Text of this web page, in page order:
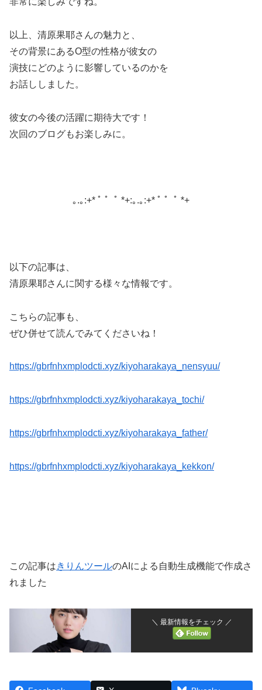
以上、清原果耶さんの魅力と、
その背景にあるO型の性格が彼女の
演技にどのように影響しているのかを
お話ししました。
彼女の今後の活躍に期待大です！
次回のブログもお楽しみに。
｡.｡:+* ﾟ ゜ﾟ *+:｡.｡:+* ﾟ ゜ﾟ *+
以下の記事は、
清原果耶さんに関する様々な情報です。
こちらの記事も、
ぜひ併せて読んでみてくださいね！
https://gbrfnhxmplodcti.xyz/kiyoharakaya_nensyuu/
https://gbrfnhxmplodcti.xyz/kiyoharakaya_tochi/
https://gbrfnhxmplodcti.xyz/kiyoharakaya_father/
https://gbrfnhxmplodcti.xyz/kiyoharakaya_kekkon/
この記事はきりんツールのAIによる自動生成機能で作成さ
れました
＼ 最新情報をチェック ／